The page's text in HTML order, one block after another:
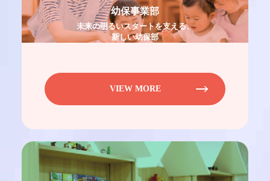
幼保事業部
未来の明るいスタートを支える、
新しい幼保部
VIEW MORE